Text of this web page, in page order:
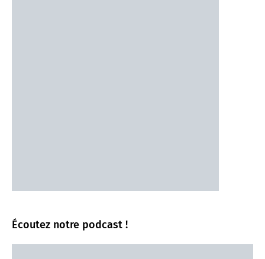
Écoutez notre podcast !